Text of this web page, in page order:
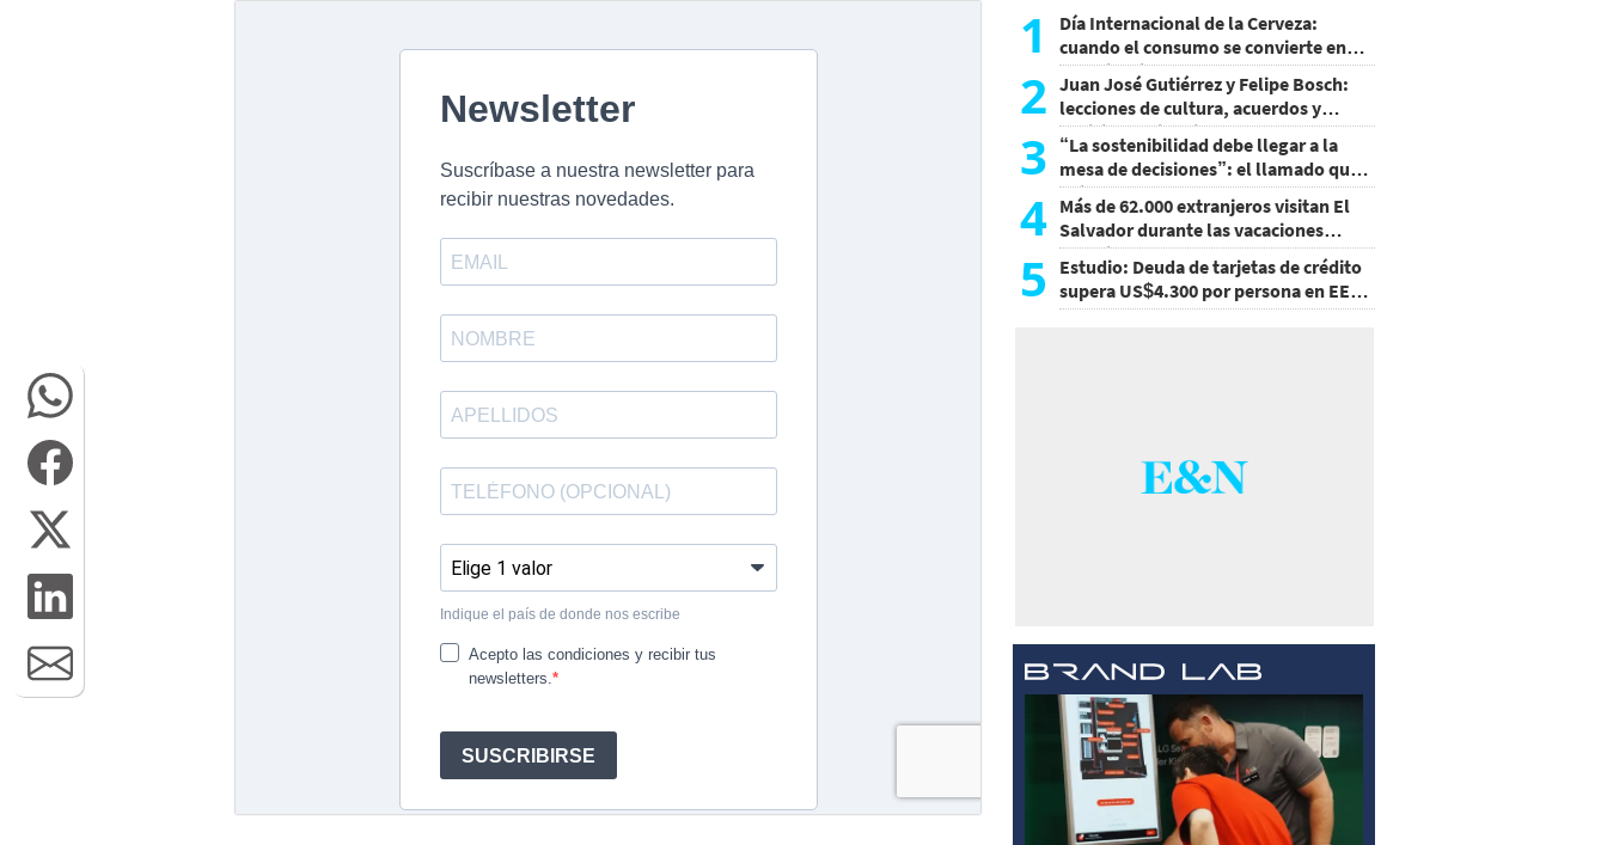
1
Día Internacional de la Cerveza:
cuando el consumo se convierte en
experiencia
2 Juan José Gutiérrez y Felipe Bosch:
lecciones de cultura, acuerdos y
decisiones sin miedo
3 “La sostenibilidad debe llegar a la
mesa de decisiones”: el llamado que
deja CentraRSE
4 Más de 62.000 extranjeros visitan El
Salvador durante las vacaciones
agostinas
5
Estudio: Deuda de tarjetas de crédito
supera US$4.300 por persona en EE.
UU.